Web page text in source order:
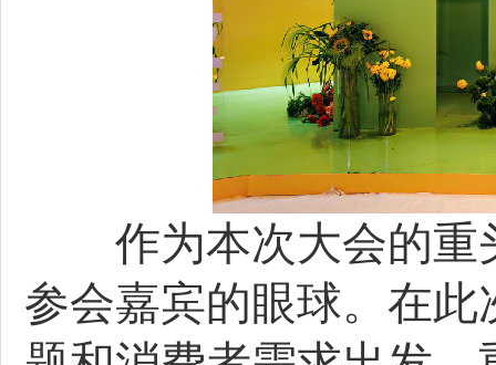
作为本次大会的重
参会嘉宾的眼球。在